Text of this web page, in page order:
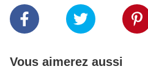
Vous aimerez aussi